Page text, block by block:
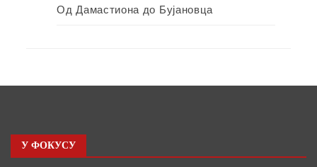
Од Дамастиона до Бујановца
У ФОКУСУ